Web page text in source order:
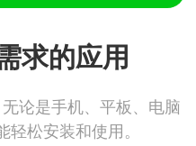
求的应用
论是手机、平板、电脑
松安装和使用。